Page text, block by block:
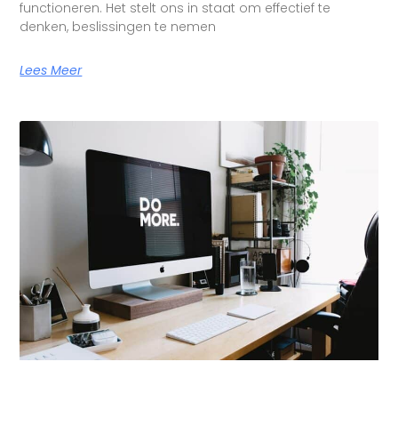
functioneren. Het stelt ons in staat om effectief te
denken, beslissingen te nemen
Lees Meer